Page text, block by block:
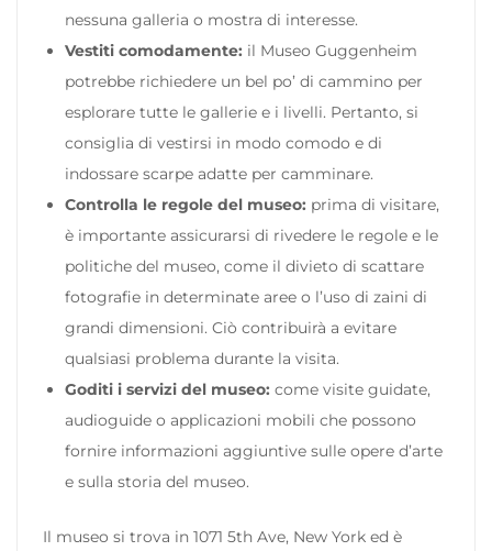
nessuna galleria o mostra di interesse.
Vestiti comodamente: il Museo Guggenheim
potrebbe richiedere un bel po’ di cammino per
esplorare tutte le gallerie e i livelli. Pertanto, si
consiglia di vestirsi in modo comodo e di
indossare scarpe adatte per camminare.
Controlla le regole del museo: prima di visitare,
è importante assicurarsi di rivedere le regole e le
politiche del museo, come il divieto di scattare
fotografie in determinate aree o l’uso di zaini di
grandi dimensioni. Ciò contribuirà a evitare
qualsiasi problema durante la visita.
Goditi i servizi del museo: come visite guidate,
audioguide o applicazioni mobili che possono
fornire informazioni aggiuntive sulle opere d’arte
e sulla storia del museo.
Il museo si trova in 1071 5th Ave, New York ed è